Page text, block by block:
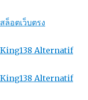
สล็อตเว็บตรง
King138 Alternatif
King138 Alternatif